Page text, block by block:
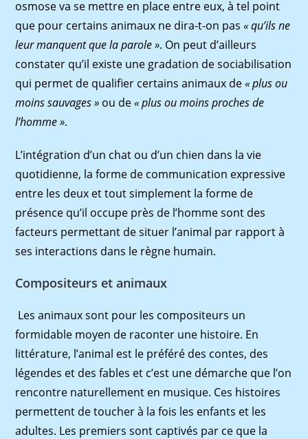
osmose va se mettre en place entre eux, à tel point
que pour certains animaux ne dira-t-on pas« qu’ils ne
leur manquent que la parole ». On peut d’ailleurs
constater qu’il existe une gradation de sociabilisation
qui permet de qualiﬁer certains animaux de« plus ou
moins sauvages » ou de« plus ou moinsproches de
l’homme ».
L’intégration d’un chat ou d’un chien dans la vie
quotidienne, la forme de communication expressive
entre les deux et tout simplement la forme de
présence qu’il occupe près de l’homme sont des
facteurs permettant de situer l’animal par rapport à
ses interactions dans le règne humain.
Compositeurs et animaux
Les animaux sont pour les compositeurs un
formidable moyen de raconter une histoire. En
littérature, l’animal est le préféré des contes, des
légendes et des fables et c’est une démarche que l’on
rencontre naturellement en musique. Ces histoires
permettent de toucher à la fois les enfants et les
adultes. Les premiers sont captivés par ce que la